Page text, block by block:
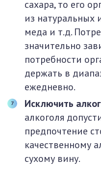
сахара, то его
из натуральных
меда и т.д.
значительно
потребности
держать в
ежедневно.
Исключить
алкоголя
предпочтение
качественному
сухому вину.